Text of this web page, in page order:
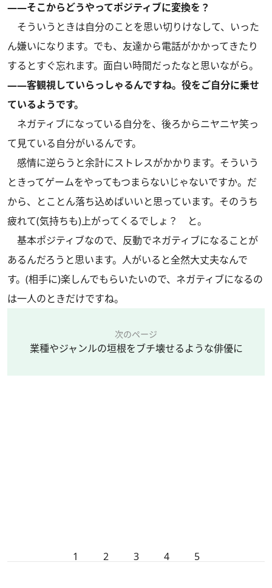
――そこからどうやってポジティブに変換を？
そういうときは自分のことを思い切りけなして、いった
ん嫌いになります。でも、友達から電話がかかってきたり
するとすぐ忘れます。面白い時間だったなと思いながら。
――客観視していらっしゃるんですね。役をご自分に乗せ
ているようです。
ネガティブになっている自分を、後ろからニヤニヤ笑っ
て見ている自分がいるんです。
感情に逆らうと余計にストレスがかかります。そういう
ときってゲームをやってもつまらないじゃないですか。だ
から、とことん落ち込めばいいと思っています。そのうち
疲れて(気持ちも)上がってくるでしょ？ と。
基本ポジティブなので、反動でネガティブになることが
あるんだろうと思います。人がいると全然大丈夫なんで
す。(相手に)楽しんでもらいたいので、ネガティブになるの
は一人のときだけですね。
次のページ
業種やジャンルの垣根をブチ壊せるような俳優に
1 2 3 4 5